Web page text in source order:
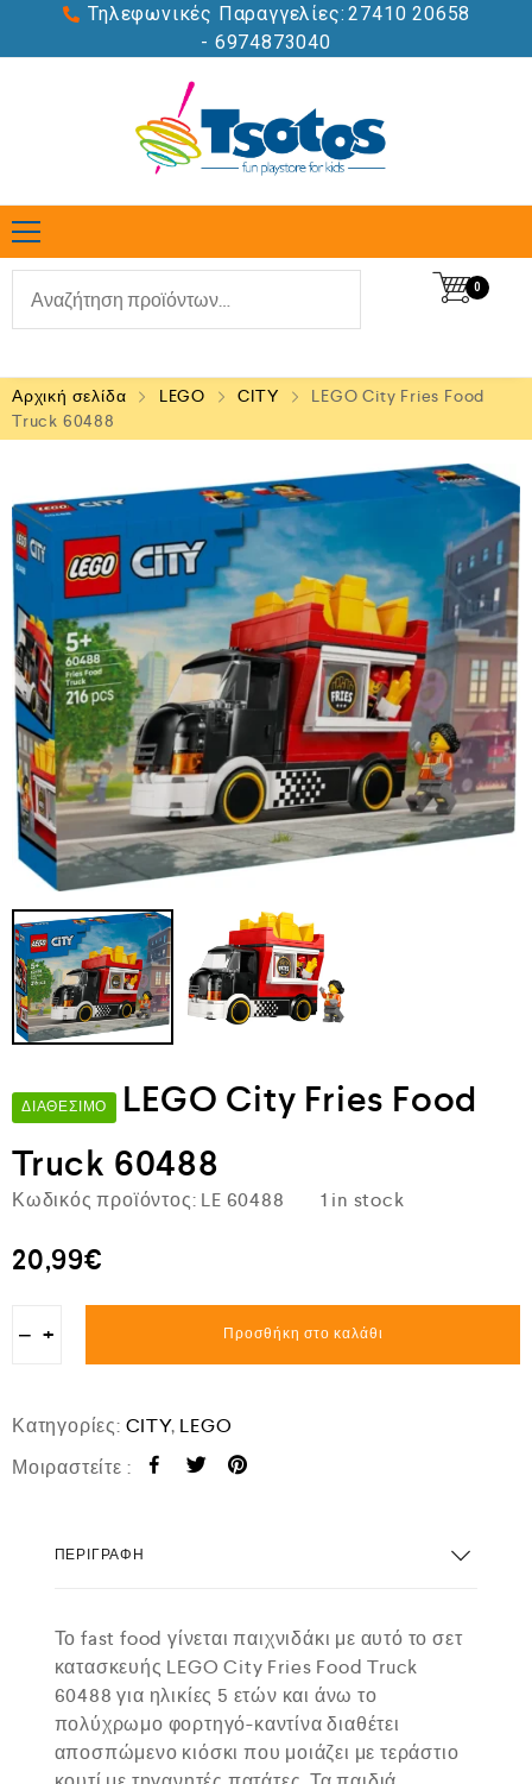
Τηλεφωνικές Παραγγελίες: 27410 20658
- 6974873040
0
Αρχική σελίδα LEGO CITY
LEGO City Fries Food
Truck 60488
ΔΙΑΘΈΣΙΜΟ
LEGO City Fries Food
Truck 60488
Κωδικός προϊόντος: LE 60488 1 in stock
20,99€
− + Προσθήκη στο καλάθι
Κατηγορίες: CITY, LEGO
Μοιραστείτε :
ΠΕΡΙΓΡΑΦΉ
Το fast food γίνεται παιχνιδάκι με αυτό το σετ
κατασκευής LEGO City Fries Food Truck
60488 για ηλικίες 5 ετών και άνω το
πολύχρωμο φορτηγό-καντίνα διαθέτει
αποσπώμενο κιόσκι που μοιάζει με τεράστιο